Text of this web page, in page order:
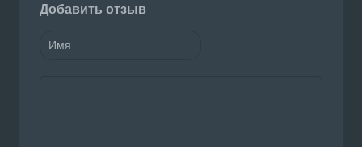
Добавить отзыв